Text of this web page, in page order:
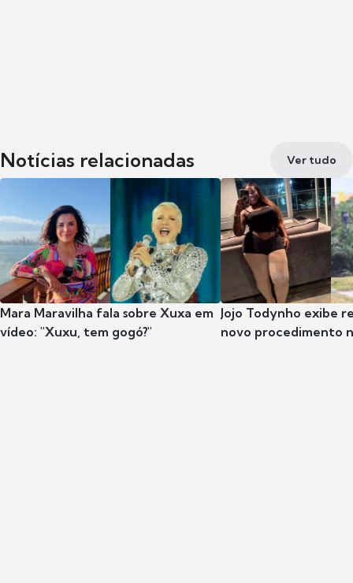
Notícias relacionadas Ver tudo
Mara Maravilha fala sobre Xuxa em
vídeo: "Xuxu, tem gogó?"
Jojo Todynho exibe
novo procedimento